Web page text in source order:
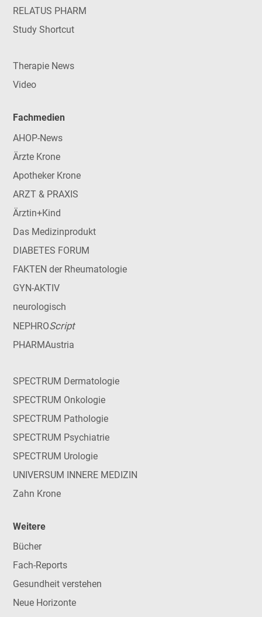
RELATUS PHARM
Study Shortcut
Therapie News
Video
Fachmedien
AHOP-News
Ärzte Krone
Apotheker Krone
ARZT & PRAXIS
Ärztin+Kind
Das Medizinprodukt
DIABETES FORUM
FAKTEN der Rheumatologie
GYN-AKTIV
neurologisch
NEPHROScript
PHARMAustria
SPECTRUM Dermatologie
SPECTRUM Onkologie
SPECTRUM Pathologie
SPECTRUM Psychiatrie
SPECTRUM Urologie
UNIVERSUM INNERE MEDIZIN
Zahn Krone
Weitere
Bücher
Fach-Reports
Gesundheit verstehen
Neue Horizonte